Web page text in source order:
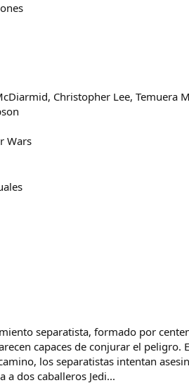
Christopher Lee, Temuera
Wars
separatista, formado por
capaces de conjurar el peligro.
los separatistas intentan
a dos caballeros Jedi...